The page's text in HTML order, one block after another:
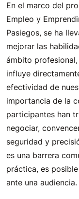
En el marco del
Empleo y
Pasiegos, se ha
mejorar las
ámbito
influye
efectividad de
importancia de la
participantes han
negociar,
seguridad y
es una barrera
práctica, es
ante una audiencia.